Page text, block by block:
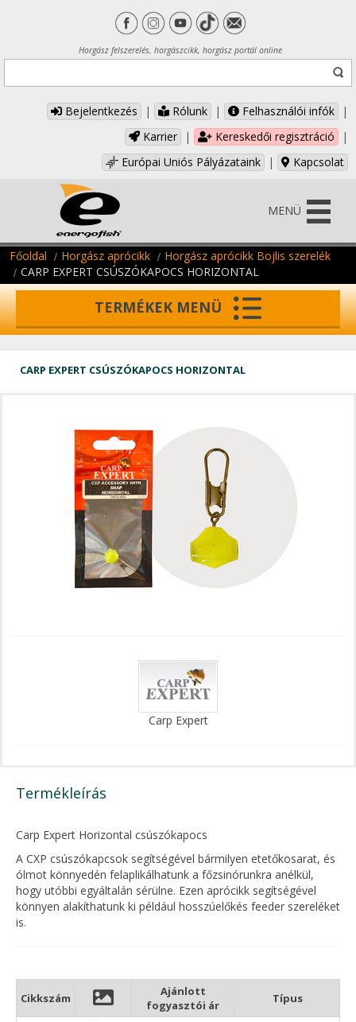
Horgász felszerelés, horgászcikk, horgász portál online
Bejelentkezés | Rólunk | Felhasználói infók
|
Karrier
| Kereskedői regisztráció
|
Európai Uniós Pályázataink
| Kapcsolat
MENÜ
Főoldal Horgász aprócikk
Horgász aprócikk Bojlis szerelék
CARP EXPERT CSÚSZÓKAPOCS HORIZONTAL
TERMÉKEK MENÜ
CARP EXPERT CSÚSZÓKAPOCS HORIZONTAL
Carp Expert
Termékleírás
Carp Expert Horizontal csúszókapocs
A CXP csúszókapcsok segítségével bármilyen etetőkosarat, és
ólmot könnyedén felaplikálhatunk a főzsinórunkra anélkül,
hogy utóbbi egyáltalán sérülne. Ezen aprócikk segítségével
könnyen alakíthatunk ki például hosszúelőkés feeder szereléket
is.
Cikkszám
Ajánlott
fogyasztói ár
Típus